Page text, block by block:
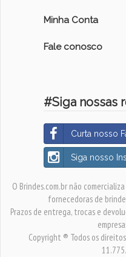
Minha Conta
Fale conosco
#Siga nossas
Curta nosso
Siga nosso
O Brindes.com.br não
fornecedoras de
Prazos de entrega, trocas e
Copyright ® Todos os direitos